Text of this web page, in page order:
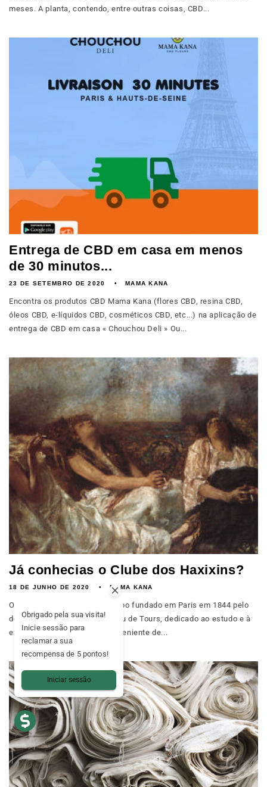
meses. A planta, contendo, entre outras coisas, CBD...
Entrega de CBD em casa em menos
de 30 minutos...
23 DE SETEMBRO DE 2020 MAMA KANA
Encontra os produtos CBD Mama Kana (flores CBD, resina CBD,
óleos CBD, e-líquidos CBD, cosméticos CBD, etc...) na aplicação de
entrega de CBD em casa « Chouchou Deli » Ou...
Já conhecias o Clube dos Haxixins?
18 DE JUNHO DE 2020 MAMA KANA
O clube dos Haxixins é um grupo fundado em Paris em 1844 pelo
doutor Jacques-Joseph Moreau de Tours, dedicado ao estudo e à
experimentação da resina proveniente de...
Obrigado pela sua visita!
Inicie sessão para
reclamar a sua
recompensa de 5 pontos!
Iniciar sessão